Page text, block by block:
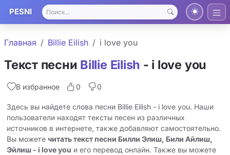
PESNI
Главная Billie Eilish i love you
Текст песни Billie Eilish - i love you
В избранное 0 0
Здесь вы найдете слова песни Billie Eilish - i love you. Наши
пользователи находят тексты песен из различных
источников в интернете, также добавляют самостоятельно.
Вы можете читать текст песни Билли Элиш, Били Айлиш,
Эйлиш - i love you и его перевод онлайн. Также вы можете